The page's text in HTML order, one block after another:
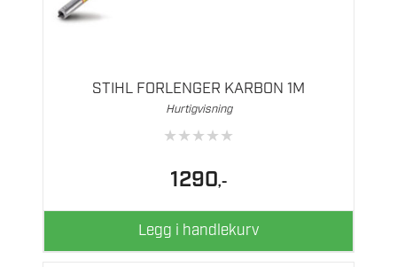
STIHL FORLENGER KARBON 1M
Hurtigvisning
★★★★★
1290,-
Legg i handlekurv